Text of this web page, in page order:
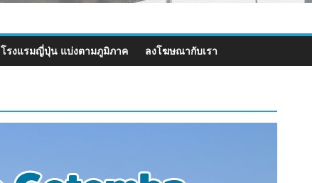
โรงแรมญี่ปุ่น แบ่งตามภูมิภาค ลงโฆษณากับเรา